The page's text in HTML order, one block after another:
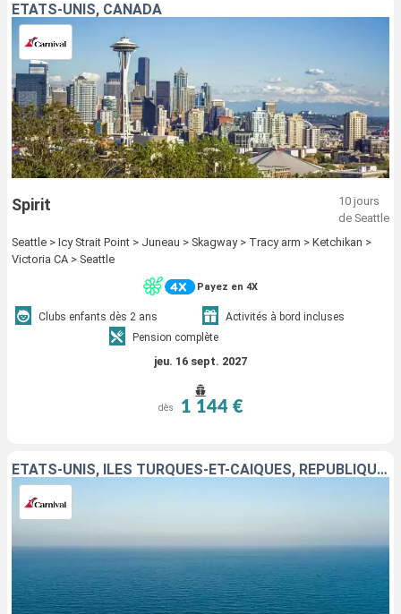
ÉTATS-UNIS, CANADA
Spirit
10 jours
de Seattle
Seattle > Icy Strait Point > Juneau > Skagway > Tracy arm > Ketchikan >
Victoria CA > Seattle
Payez en 4X
Clubs enfants dès 2 ans
Activités à bord incluses
Pension complète
jeu. 16 sept. 2027
dès 1 144 €
ÉTATS-UNIS, ÎLES TURQUES-ET-CAÏQUES, RÉPUBLIQUE DOMINICAINE, PORTO RICO, SAINT-THOMAS, ARUBA, BONAIRE, JAMAÏQUE